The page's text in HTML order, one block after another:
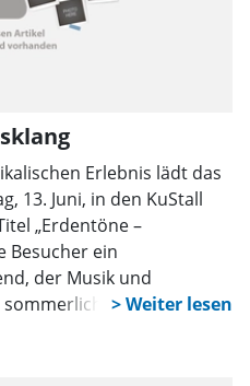
Erlebnis lädt das
13. Juni, in den KuStall
„Erdentöne –
Besucher ein
der Musik und
sommerlichen
ist nicht erforderlich.